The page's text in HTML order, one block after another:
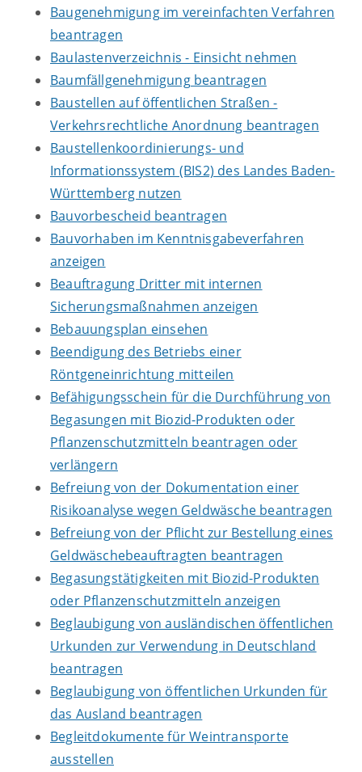
Baugenehmigung im vereinfachten Verfahren
beantragen
Baulastenverzeichnis - Einsicht nehmen
Baumfällgenehmigung beantragen
Baustellen auf öffentlichen Straßen -
Verkehrsrechtliche Anordnung beantragen
Baustellenkoordinierungs- und
Informationssystem (BIS2) des Landes Baden-
Württemberg nutzen
Bauvorbescheid beantragen
Bauvorhaben im Kenntnisgabeverfahren
anzeigen
Beauftragung Dritter mit internen
Sicherungsmaßnahmen anzeigen
Bebauungsplan einsehen
Beendigung des Betriebs einer
Röntgeneinrichtung mitteilen
Befähigungsschein für die Durchführung von
Begasungen mit Biozid-Produkten oder
Pflanzenschutzmitteln beantragen oder
verlängern
Befreiung von der Dokumentation einer
Risikoanalyse wegen Geldwäsche beantragen
Befreiung von der Pflicht zur Bestellung eines
Geldwäschebeauftragten beantragen
Begasungstätigkeiten mit Biozid-Produkten
oder Pflanzenschutzmitteln anzeigen
Beglaubigung von ausländischen öffentlichen
Urkunden zur Verwendung in Deutschland
beantragen
Beglaubigung von öffentlichen Urkunden für
das Ausland beantragen
Begleitdokumente für Weintransporte
ausstellen